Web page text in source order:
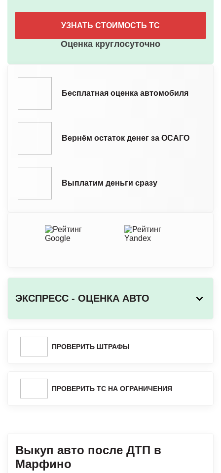
УЗНАТЬ СТОИМОСТЬ ТС
Оценка круглосуточно
Бесплатная оценка автомобиля
Вернём остаток денег за ОСАГО
Выплатим деньги сразу
Выкуп авто после ДТП в
Марфино
ЭКСПРЕСС - ОЦЕНКА АВТО
ПРОВЕРИТЬ ШТРАФЫ
ПРОВЕРИТЬ ТС НА ОГРАНИЧЕНИЯ